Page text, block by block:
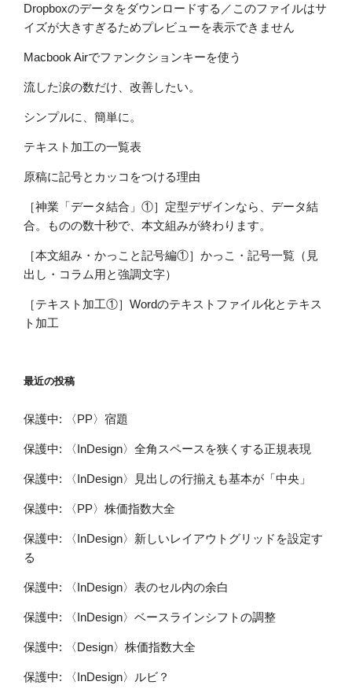
Dropboxのデータをダウンロードする／このファイルはサ
イズが大きすぎるためプレビューを表示できません
Macbook Airでファンクションキーを使う
流した涙の数だけ、改善したい。
シンプルに、簡単に。
テキスト加工の一覧表
原稿に記号とカッコをつける理由
［神業「データ結合」①］定型デザインなら、データ結
合。ものの数十秒で、本文組みが終わります。
［本文組み・かっこと記号編①］かっこ・記号一覧（見
出し・コラム用と強調文字）
［テキスト加工①］Wordのテキストファイル化とテキス
ト加工
最近の投稿
保護中: 〈PP〉宿題
保護中: 〈InDesign〉全角スペースを狭くする正規表現
保護中: 〈InDesign〉見出しの行揃えも基本が「中央」
保護中: 〈PP〉株価指数大全
保護中: 〈InDesign〉新しいレイアウトグリッドを設定す
る
保護中: 〈InDesign〉表のセル内の余白
保護中: 〈InDesign〉ベースラインシフトの調整
保護中: 〈Design〉株価指数大全
保護中: 〈InDesign〉ルビ？